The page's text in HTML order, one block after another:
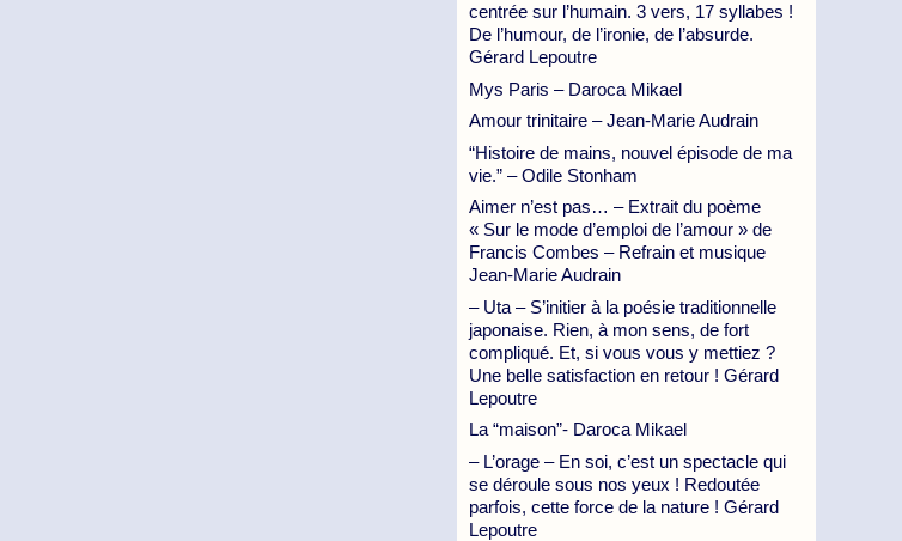
centrée sur l’humain. 3 vers, 17 syllabes !
De l’humour, de l’ironie, de l’absurde.
Gérard Lepoutre
Mys Paris – Daroca Mikael
Amour trinitaire – Jean-Marie Audrain
“Histoire de mains, nouvel épisode de ma
vie.” – Odile Stonham
Aimer n’est pas… – Extrait du poème
« Sur le mode d’emploi de l’amour » de
Francis Combes – Refrain et musique
Jean-Marie Audrain
– Uta – S’initier à la poésie traditionnelle
japonaise. Rien, à mon sens, de fort
compliqué. Et, si vous vous y mettiez ?
Une belle satisfaction en retour ! Gérard
Lepoutre
La “maison”- Daroca Mikael
– L’orage – En soi, c’est un spectacle qui
se déroule sous nos yeux ! Redoutée
parfois, cette force de la nature ! Gérard
Lepoutre